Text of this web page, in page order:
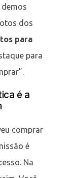
demos
dos
para
para
é a
comprar
é
Na